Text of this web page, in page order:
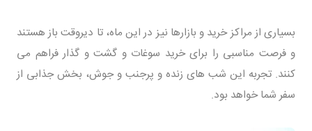
بسیاری از مراکز خرید و بازارها نیز در این ماه، تا دیروقت باز هستند
و فرصت مناسبی را برای خرید سوغات و گشت و گذار فراهم می
کنند. تجربه این شب های زنده و پرجنب و جوش، بخش جذابی از
سفر شما خواهد بود.